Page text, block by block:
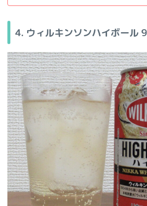
4. ウィルキンソンハイボール